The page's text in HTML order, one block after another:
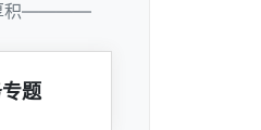
积————
题